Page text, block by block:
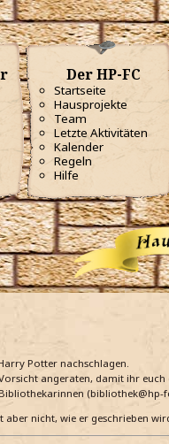
Der HP-FC
Startseite
Hausprojekte
Team
Letzte Aktivitäten
Kalender
Regeln
Hilfe
Potter nachschlagen.
angeraten, damit ihr
nicht, wie er geschrieben